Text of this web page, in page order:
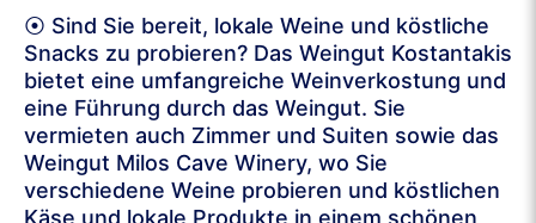
⦿ Sind Sie bereit, lokale Weine und köstliche
Snacks zu probieren? Das Weingut Kostantakis
bietet eine umfangreiche Weinverkostung und
eine Führung durch das Weingut. Sie
vermieten auch Zimmer und Suiten sowie das
Weingut Milos Cave Winery, wo Sie
verschiedene Weine probieren und köstlichen
Käse und lokale Produkte in einem schönen